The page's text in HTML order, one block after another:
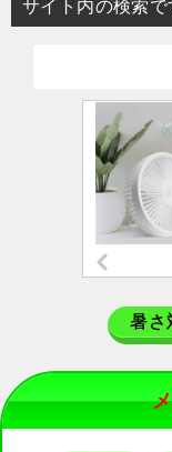
サイト内の検索で
暑さ